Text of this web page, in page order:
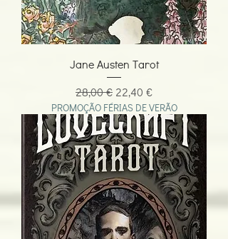
Jane Austen Tarot
Preço normal
28,00 € Preço promocional
22,40 €
PROMOÇÃO FÉRIAS DE VERÃO